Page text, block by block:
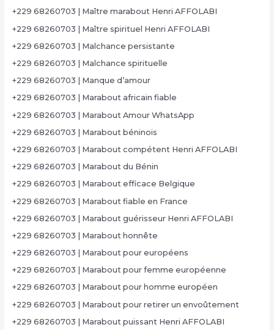
+229 68260703 | Maître marabout Henri AFFOLABI
+229 68260703 | Maître spirituel Henri AFFOLABI
+229 68260703 | Malchance persistante
+229 68260703 | Malchance spirituelle
+229 68260703 | Manque d’amour
+229 68260703 | Marabout africain fiable
+229 68260703 | Marabout Amour WhatsApp
+229 68260703 | Marabout béninois
+229 68260703 | Marabout compétent Henri AFFOLABI
+229 68260703 | Marabout du Bénin
+229 68260703 | Marabout efficace Belgique
+229 68260703 | Marabout fiable en France
+229 68260703 | Marabout guérisseur Henri AFFOLABI
+229 68260703 | Marabout honnête
+229 68260703 | Marabout pour européens
+229 68260703 | Marabout pour femme européenne
+229 68260703 | Marabout pour homme européen
+229 68260703 | Marabout pour retirer un envoûtement
+229 68260703 | Marabout puissant Henri AFFOLABI